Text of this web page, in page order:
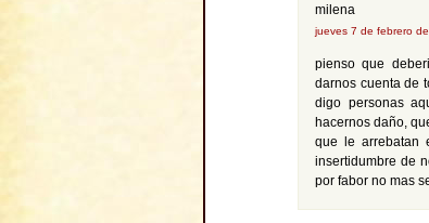
milena
jueves 7 de febrero
pienso que
darnos cuenta de
digo personas
hacernos daño,
que le arrebatan
insertidumbre de
por fabor no mas